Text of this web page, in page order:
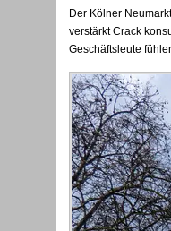
Der Kölner
verstärkt Crack
Geschäftsleute